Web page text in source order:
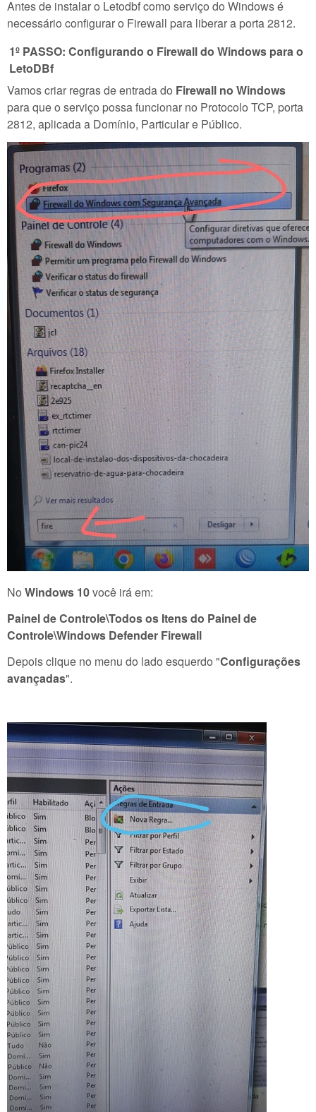
Antes de instalar o Letodbf como serviço do Windows é
necessário configurar o Firewall para liberar a porta 2812.
1º PASSO: Configurando o Firewall do Windows para o
LetoDBf
Vamos criar regras de entrada do Firewall no Windows
para que o serviço possa funcionar no Protocolo TCP, porta
2812, aplicada a Domínio, Particular e Público.
No Windows 10você irá em:
Painel de Controle\Todos os Itens do Painel de
Controle\Windows Defender Firewall
Depois clique no menu do lado esquerdo "Configurações
avançadas".